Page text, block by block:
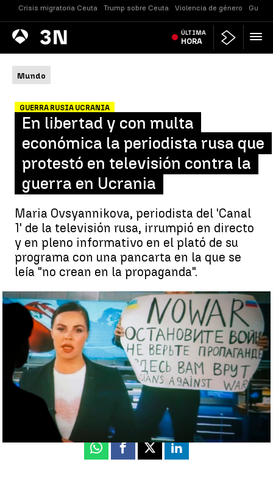
Crisis migratoria Ceuta Trump sobre Ceuta Violencia de género
Antena
3 Noticias ÚLTIMA
HORA
Mundo
GUERRA RUSIA UCRANIA
En libertad y con multa
económica la periodista rusa que
protestó en televisión contra la
guerra en Ucrania
Maria Ovsyannikova, periodista del 'Canal
1' de la televisión rusa, irrumpió en directo
y en pleno informativo en el plató de su
programa con una pancarta en la que se
leía "no crean en la propaganda".
En libertad y con multa económica la periodista rusa que
protestó en televisión contra la guerra en Ucrania |
Jorge Martínez
Actualizado:
15 de marzo de 2022, 15:42
Publicado:
15 de marzo de 2022, 14:48
Whatsapp
Facebook
X Linkedin